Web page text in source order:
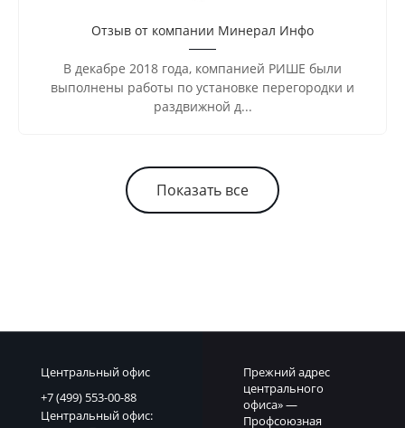
Отзыв от компании Минерал Инфо
В декабре 2018 года, компанией РИШЕ были
выполнены работы по установке перегородки и
раздвижной д...
Показать все
Центральный офис
+7 (499) 553-00-88
Центральный офис:
Прежний адрес
центрального
офиса» —
Профсоюзная